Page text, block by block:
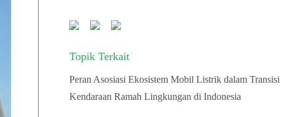
Topik Terkait
Peran Asosiasi Ekosistem Mobil Listrik dalam Transisi
Kendaraan Ramah Lingkungan di Indonesia